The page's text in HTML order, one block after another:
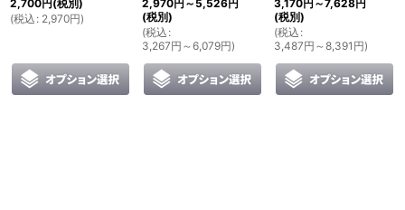
2,700円(税別)
(税込 : 2,970円)
2,970円 ～5,526円
(税別)
(税込 :
3,267円 ～6,079円)
3,170円 ～7,628円
(税別)
(税込 :
3,487円 ～8,391 円)